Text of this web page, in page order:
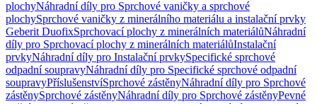
plochyNáhradní díly pro Sprchové vaničky a sprchové
plochySprchové vaničky z minerálního materiálu a instalační prvky
Geberit DuofixSprchovací plochy z minerálních materiálůNáhradní
díly pro Sprchovací plochy z minerálních materiálůInstalační
prvkyNáhradní díly pro Instalační prvkySpecifické sprchové
odpadní soupravyNáhradní díly pro Specifické sprchové odpadní
soupravyPříslušenstvíSprchové zástěnyNáhradní díly pro Sprchové
zástěnySprchové zástěnyNáhradní díly pro Sprchové zástěnyPevné